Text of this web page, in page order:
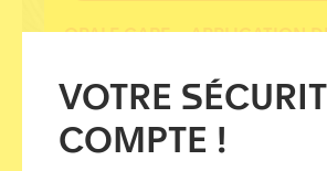
VOTRE
COMPTE !
OPALE CARE – APPLICATION
DIAGNOSTIC DE VIOLENCES